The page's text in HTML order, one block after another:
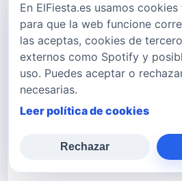
Ya está disponible "El
nueva versión de la
Dorian, pero esta vez
colaboración de Arde
este nuevo single,
lanzamiento de un
directo, "Una noche
En ElFiesta.es usamos
para que la web funcione
las aceptas, cookies de
externos como Spotify y
uso. Puedes aceptar o
necesarias.
Leer política de cookies
Rechazar